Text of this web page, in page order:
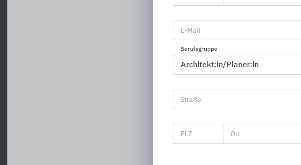
Linienentwässerung
E-Mail
Berufsgruppe
Straße
PLZ Ort